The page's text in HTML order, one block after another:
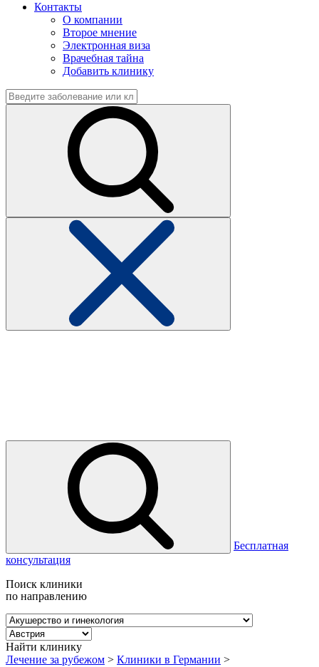
Контакты
О компании
Второе мнение
Электронная виза
Врачебная тайна
Добавить клинику
Бесплатная
консультация
Поиск клиники
по направлению
Найти клинику
Лечение за рубежом > Клиники в Германии >